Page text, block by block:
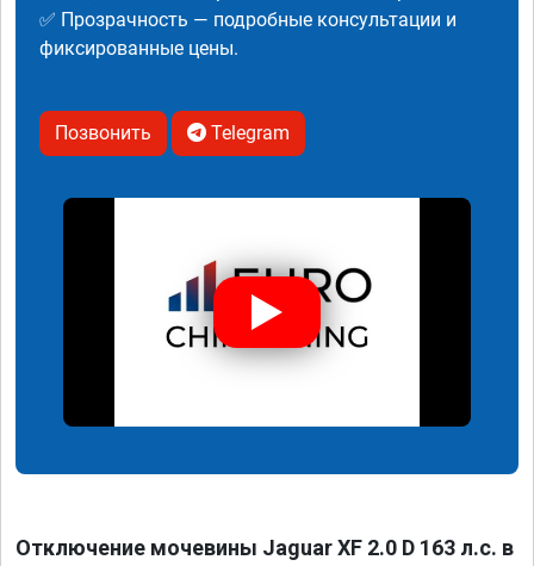
✅ Прозрачность — подробные консультации и
фиксированные цены.
Позвонить Telegram
Отключение мочевины Jaguar XF 2.0 D 163 л.с. в